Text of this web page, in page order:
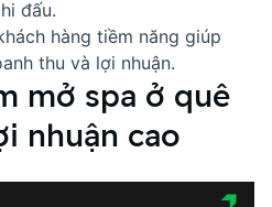
đấu.
hàng tiềm năng giúp
thu và lợi nhuận.
mở spa ở quê
nhuận cao